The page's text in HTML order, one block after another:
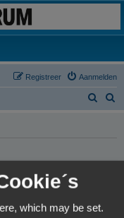
Aanmelden
Registreer
ons bekend is. Als je het e-
dat je hebt gebruikt bij de
which may be set.